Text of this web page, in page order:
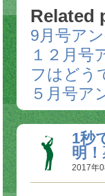
Related
9月号ア
１２月号
フはどう
５月号ア
1秒
明
2017年